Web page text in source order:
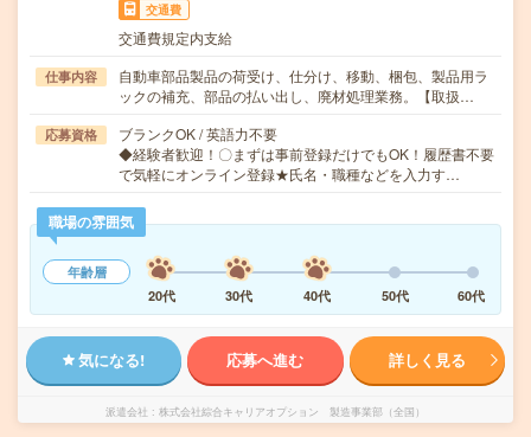
交通費
交通費規定内支給
仕事内容
自動車部品製品の荷受け、仕分け、移動、梱包、製品用ラ
ックの補充、部品の払い出し、廃材処理業務。【取扱…
応募資格
ブランクOK / 英語力不要
◆経験者歓迎！〇まずは事前登録だけでもOK！履歴書不要
で気軽にオンライン登録★氏名・職種などを入力す…
職場の雰囲気
年齢層
20代
30代 40代 50代 60代
気になる! 応募へ進む 詳しく見る
派遣会社 株式会社綜合キャリアオプション 製造事業部（全国）